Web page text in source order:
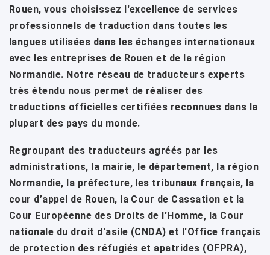
Rouen, vous choisissez l'excellence de services
professionnels de traduction dans toutes les
langues utilisées dans les échanges internationaux
avec les entreprises de Rouen et de la région
Normandie. Notre réseau de traducteurs experts
très étendu nous permet de réaliser des
traductions officielles certifiées reconnues dans la
plupart des pays du monde.
Regroupant des traducteurs agréés par les
administrations, la mairie, le département, la région
Normandie, la préfecture, les tribunaux français, la
cour d’appel de Rouen, la Cour de Cassation et la
Cour Européenne des Droits de l'Homme, la Cour
nationale du droit d'asile (CNDA) et l'Office français
de protection des réfugiés et apatrides (OFPRA),